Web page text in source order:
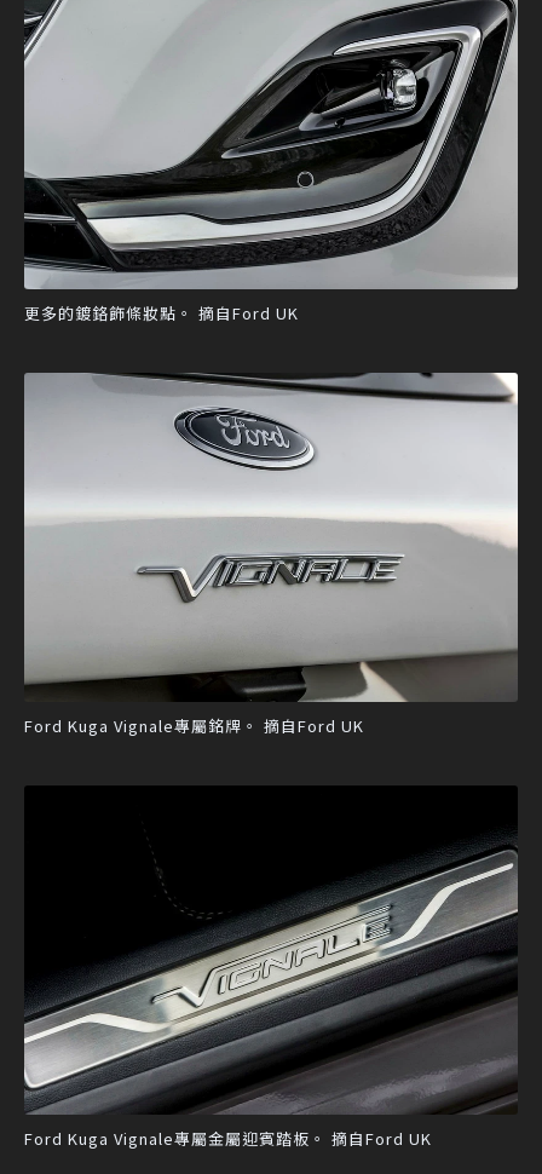
更多的鍍鉻飾條妝點。 摘自Ford UK
Ford Kuga Vignale專屬銘牌。 摘自Ford UK
Ford Kuga Vignale專屬金屬迎賓踏板。 摘自Ford UK